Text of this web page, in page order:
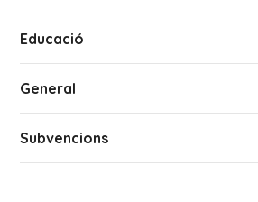
Educació
General
Subvencions